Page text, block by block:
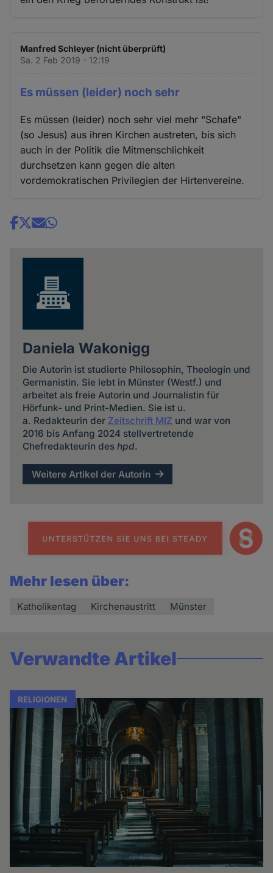
Manfred Schleyer (nicht überprüft)
Sa. 2 Feb 2019 - 12:19
Es müssen (leider) noch sehr
Es müssen (leider) noch sehr viel mehr "Schafe"
(so Jesus) aus ihren Kirchen austreten, bis sich
auch in der Politik die Mitmenschlichkeit
durchsetzen kann gegen die alten
vordemokratischen Privilegien der Hirtenvereine.
Share
Daniela Wakonigg
Die Autorin ist studierte Philosophin, Theologin und
Germanistin. Sie lebt in Münster (Westf.) und
arbeitet als freie Autorin und Journalistin für
Hörfunk- und Print-Medien. Sie ist u.
a. Redakteurin der Zeitschrift MIZ und war von
2016 bis Anfang 2024 stellvertretende
Chefredakteurin des hpd.
Weitere Artikel der Autorin
Mehr lesen über:
Katholikentag Kirchenaustritt Münster
Verwandte Artikel
RELIGIONEN